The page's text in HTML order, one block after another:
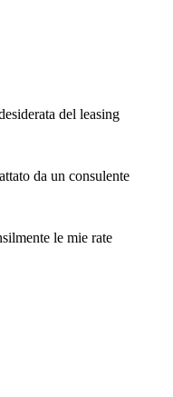
del leasing
da un consulente
le mie rate